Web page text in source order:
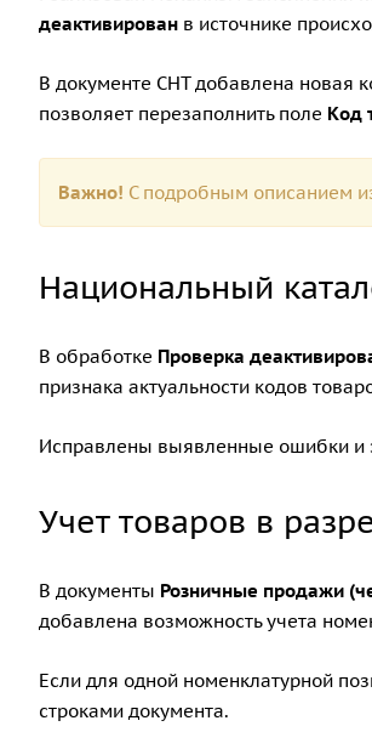
деактивирован в источнике
В документе СНТ добавлена новая
позволяет перезаполнить поле Код
Важно! С подробным описанием
Национальный
В обработке Проверка
признака актуальности кодов
Исправлены выявленные ошибки и
Учет товаров в
В документы Розничные продажи
добавлена возможность учета
Если для одной номенклатурной
строками документа.